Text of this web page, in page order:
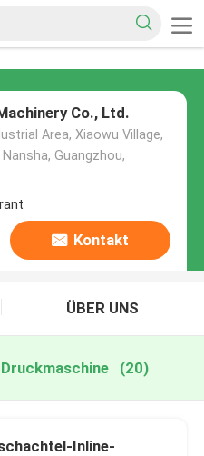
Co., Ltd.
Area, Xiaowu Village,
Guangzhou,
Kontakt
ÜBER UNS
(20)
Inline-